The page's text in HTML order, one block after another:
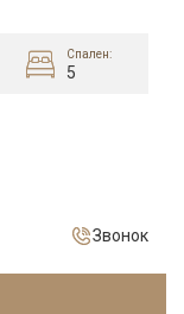
Спален:
5
Звонок